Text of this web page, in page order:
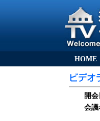
HOME
開会
会議